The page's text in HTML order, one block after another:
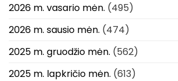
2026 m. vasario mėn. (495)
2026 m. sausio mėn. (474)
2025 m. gruodžio mėn. (562)
2025 m. lapkričio mėn. (613)